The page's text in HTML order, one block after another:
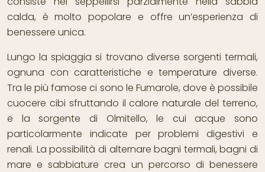
calda, è molto popolare e offre un’esperienza di
benessere unica.
Lungo la spiaggia si trovano diverse sorgenti termali,
ognuna con caratteristiche e temperature diverse.
Tra le più famose ci sono le Fumarole, dove è possibile
cuocere cibi sfruttando il calore naturale del terreno,
e la sorgente di Olmitello, le cui acque sono
particolarmente indicate per problemi digestivi e
renali. La possibilità di alternare bagni termali, bagni di
mare e sabbiature crea un percorso di benessere